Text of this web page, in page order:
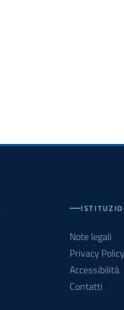
Note legali
Privacy Policy
Accessibilità
Contatti